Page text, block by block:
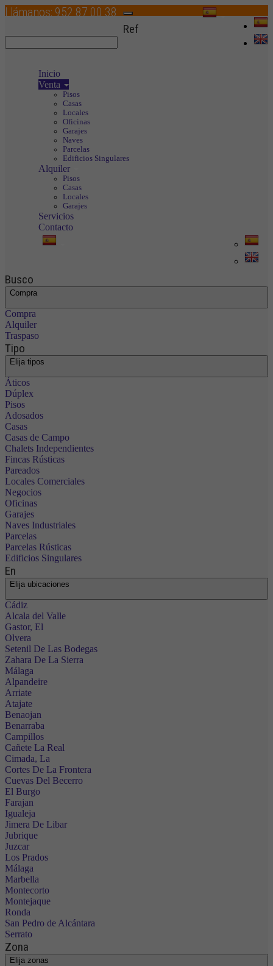
Llámanos:952 87 00 38
Toggle
navigation
Inicio
Venta
Pisos
Casas
Locales
Oficinas
Garajes
Naves
Parcelas
Edificios Singulares
Alquiler
Pisos
Casas
Locales
Garajes
Servicios
Contacto
Ref
Busco
Compra
Compra
Alquiler
Traspaso
Tipo
Elija tipos
Áticos
Dúplex
Pisos
Adosados
Casas
Casas de Campo
Chalets Independientes
Fincas Rústicas
Pareados
Locales Comerciales
Negocios
Oficinas
Garajes
Naves Industriales
Parcelas
Parcelas Rústicas
Edificios Singulares
En
Elija ubicaciones
Cádiz
Alcala del Valle
Gastor, El
Olvera
Setenil De Las Bodegas
Zahara De La Sierra
Málaga
Alpandeire
Arriate
Atajate
Benaojan
Benarraba
Campillos
Cañete La Real
Cimada, La
Cortes De La Frontera
Cuevas Del Becerro
El Burgo
Farajan
Igualeja
Jimera De Libar
Jubrique
Juzcar
Los Prados
Málaga
Marbella
Montecorto
Montejaque
Ronda
San Pedro de Alcántara
Serrato
Zona
Elija zonas